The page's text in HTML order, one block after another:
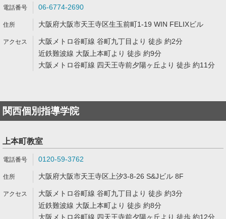
06-6774-2690
大阪府大阪市天王寺区生玉前町1-19 WIN FELIXビル
大阪メトロ谷町線 谷町九丁目より 徒歩 約2分
近鉄難波線 大阪上本町より 徒歩 約9分
大阪メトロ谷町線 四天王寺前夕陽ヶ丘より 徒歩 約11分
関西個別指導学院
上本町教室
0120-59-3762
大阪府大阪市天王寺区上汐3-8-26 S&Jビル 8F
大阪メトロ谷町線 谷町九丁目より 徒歩 約3分
近鉄難波線 大阪上本町より 徒歩 約8分
大阪メトロ谷町線 四天王寺前夕陽ヶ丘より 徒歩 約12分